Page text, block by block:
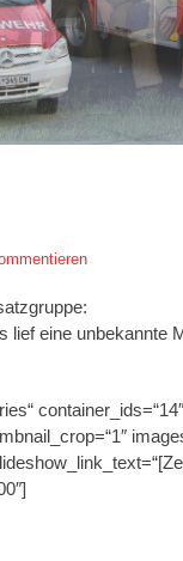
lief eine unbekannte